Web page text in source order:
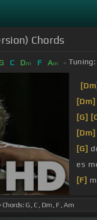
Chords
C Dm F Am Tuning:
[Dm]
[G]
[Dm]
[G]
es
[F]